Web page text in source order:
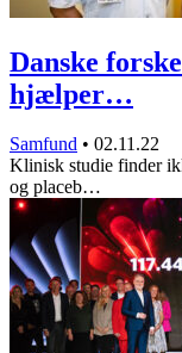
Danske
hjælper…
Samfund • 02.11.22
Klinisk studie finder
og placeb…